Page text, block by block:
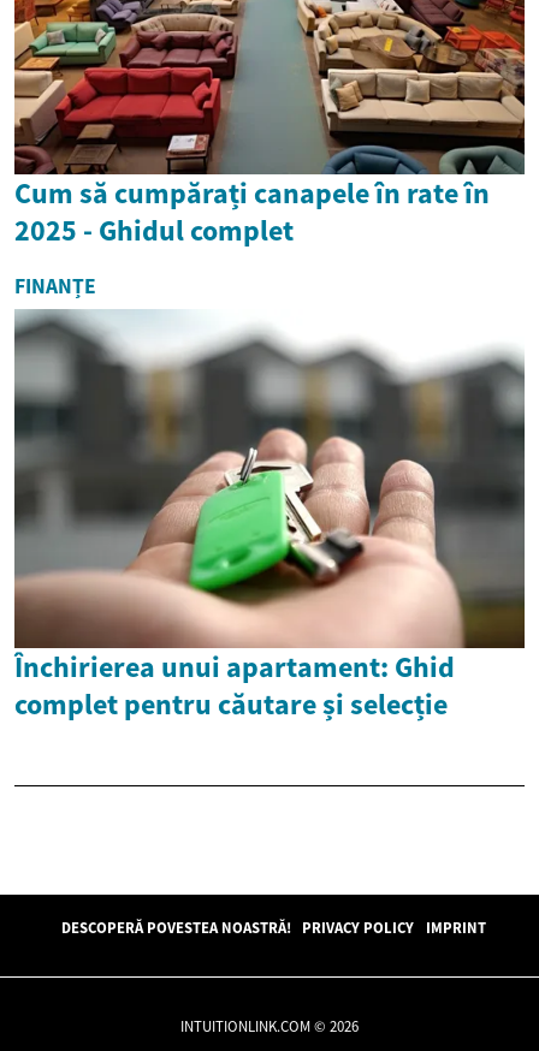
Cum să cumpărați canapele în rate în
2025 - Ghidul complet
FINANȚE
Închirierea unui apartament: Ghid
complet pentru căutare și selecție
DESCOPERĂ POVESTEA NOASTRĂ! PRIVACY POLICY IMPRINT
INTUITIONLINK.COM © 2026